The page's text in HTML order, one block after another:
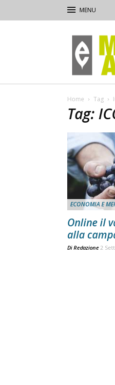
Macchine
Agricole
Home Tag
Tag:
ECONOMIA E
Online il
alla
Di Redazione 2